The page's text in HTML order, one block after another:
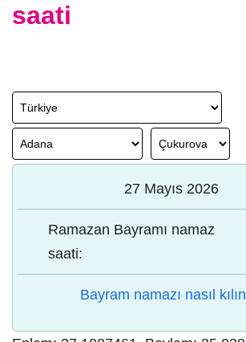
saati
27 Mayıs 2026
Ramazan Bayramı namaz
saati:
Bayram namazı nasıl